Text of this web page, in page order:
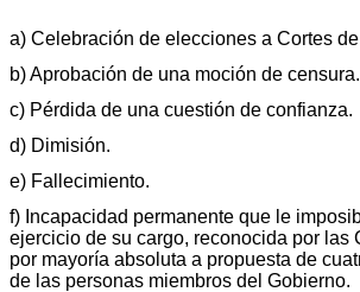
a) Celebración de elecciones a Cortes
b) Aprobación de una moción de censura.
c) Pérdida de una cuestión de confianza.
d) Dimisión.
e) Fallecimiento.
f) Incapacidad permanente que le
ejercicio de su cargo, reconocida por las
por mayoría absoluta a propuesta de
de las personas miembros del Gobierno.